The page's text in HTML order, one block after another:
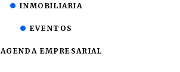
INMOBILIARIA
EVENTOS
AGENDA EMPRESARIAL